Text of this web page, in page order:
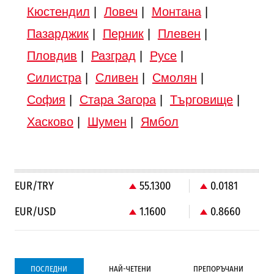
Кюстендил Ловеч Монтана|
Пазарджик| Перник| Плевен
Пловдив
Разград Русе|
Силистра| Сливен Смолян
София
Стара Загора| Търговище|
Хасково| Шумен Ямбол
EUR/TRY 55.1300
0.0181
EUR/USD
1.1600 0.8660
ПОСЛЕДНИ НАЙ-ЧЕТЕНИ ПРЕПОРЪЧАНИ